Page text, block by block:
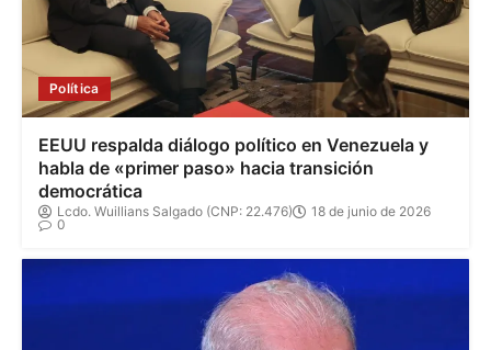
Política
EEUU respalda diálogo político en Venezuela y
habla de «primer paso» hacia transición
democrática
Lcdo. Wuillians Salgado (CNP: 22.476)
18 de junio de 2026
0